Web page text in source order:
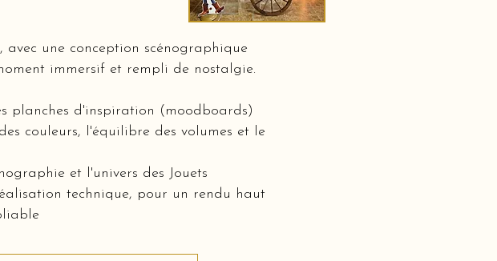
avec une conception scénographique
immersif et rempli de nostalgie.
planches d'inspiration (moodboards)
couleurs, l'équilibre des volumes et le
et l'univers des Jouets
technique, pour un rendu haut